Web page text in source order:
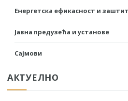
Енергетска ефикасност и
Јавна предузећа и установе
Сајмови
АКТУЕЛНО